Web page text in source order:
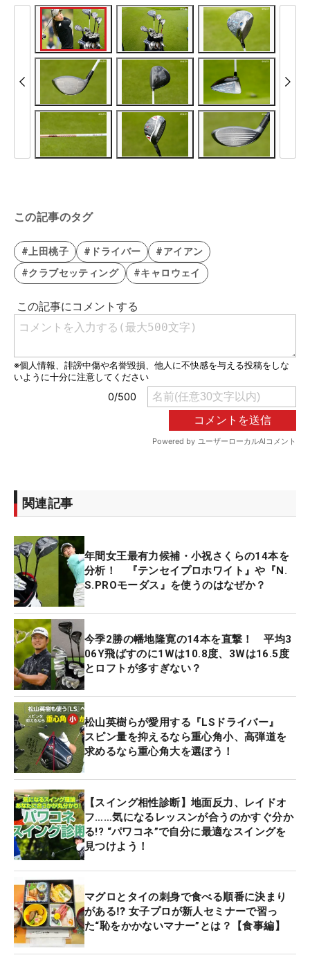
この記事のタグ
#上田桃子 #ドライバー
#アイアン
#クラブセッティング
#キャロウェイ
関連記事
年間女王最有力候補・小祝さくらの14本を
分析！ 『テンセイプロホワイト』や『N.
S.PROモーダス』を使うのはなぜか？
今季2勝の幡地隆寛の14本を直撃！ 平均3
06Y飛ばすのに1Wは10.8度、3Wは16.5度
とロフトが多すぎない？
松山英樹らが愛用する『LSドライバー』
スピン量を抑えるなら重心角小、高弾道を
求めるなら重心角大を選ぼう！
【スイング相性診断】地面反力、レイドオ
フ……気になるレッスンが合うのかすぐ分か
る!? “パワコネ”で自分に最適なスイングを
見つけよう！
マグロとタイの刺身で食べる順番に決まり
がある⁉ 女子プロが新人セミナーで習っ
た“恥をかかないマナー”とは？【食事編】